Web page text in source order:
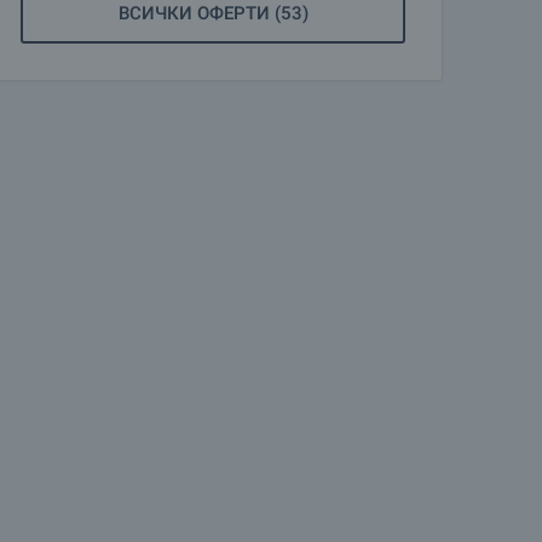
ВСИЧКИ ОФЕРТИ (53)